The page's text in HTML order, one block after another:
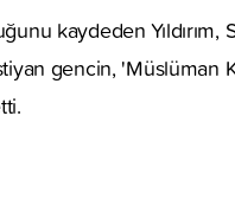
kaydeden Yıldırım,
gencin, 'Müslüman